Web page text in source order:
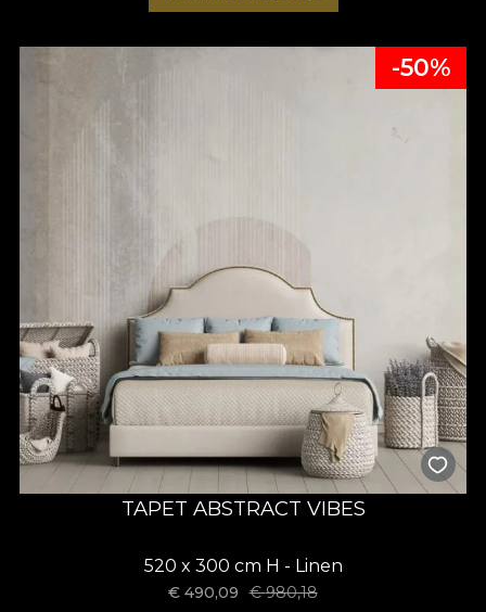
-50%
TAPET ABSTRACT VIBES
520 x 300 cm H - Linen
€490,09 €980,18